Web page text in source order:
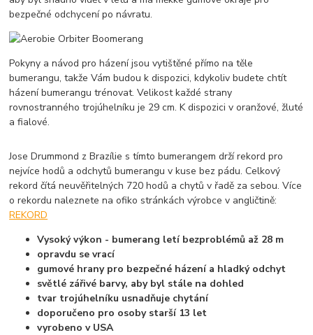
bezpečné odchycení po návratu.
Pokyny a návod pro házení jsou vytištěné přímo na těle
bumerangu, takže Vám budou k dispozici, kdykoliv budete chtít
házení bumerangu trénovat. Velikost každé strany
rovnostranného trojúhelníku je 29 cm. K dispozici v oranžové, žluté
a fialové.
Jose Drummond z Brazílie s tímto bumerangem drží rekord pro
nejvíce hodů a odchytů bumerangu v kuse bez pádu. Celkový
rekord čítá neuvěřitelných 720 hodů a chytů v řadě za sebou. Více
o rekordu naleznete na ofiko stránkách výrobce v angličtině:
REKORD
Vysoký výkon - bumerang letí bezproblémů až 28 m
opravdu se vrací
gumové hrany pro bezpečné házení a hladký odchyt
světlé zářivé barvy, aby byl stále na dohled
tvar trojúhelníku usnadňuje chytání
doporučeno pro osoby starší 13 let
vyrobeno v USA